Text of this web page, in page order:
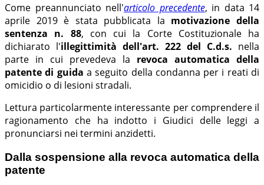
Come preannunciato nell'articolo precedente, in data 14
aprile 2019 è stata pubblicata la motivazione della
sentenza n. 88, con cui la Corte Costituzionale ha
dichiarato l'illegittimità dell'art. 222 del C.d.s. nella
parte in cui prevedeva la revoca automatica della
patente di guida a seguito della condanna per i reati di
omicidio o di lesioni stradali.
Lettura particolarmente interessante per comprendere il
ragionamento che ha indotto i Giudici delle leggi a
pronunciarsi nei termini anzidetti.
Dalla sospensione alla revoca automatica della
patente